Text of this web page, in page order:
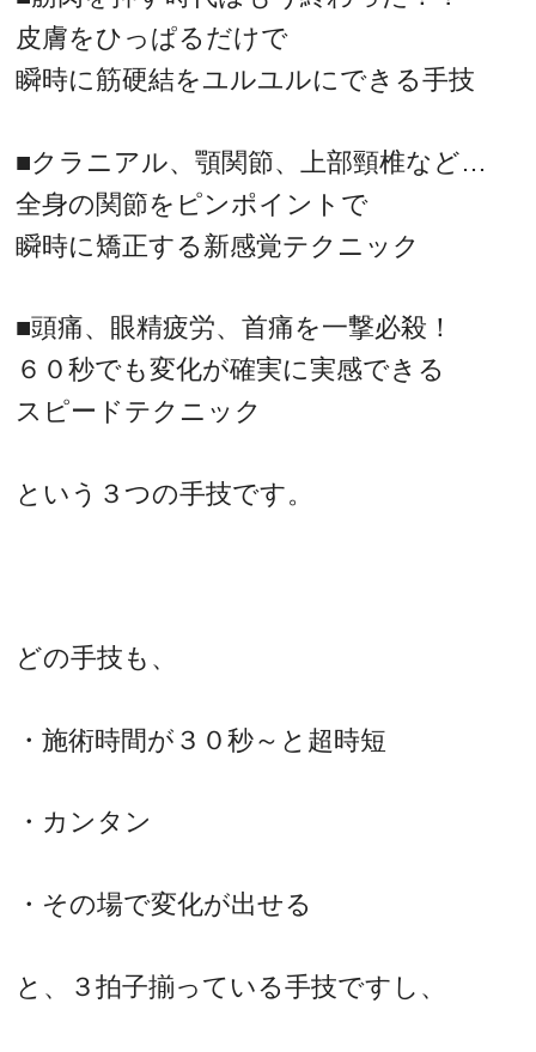
皮膚をひっぱるだけで
瞬時に筋硬結をユルユルにできる手技
■クラニアル、顎関節、上部頸椎など…
全身の関節をピンポイントで
瞬時に矯正する新感覚テクニック
■頭痛、眼精疲労、首痛を一撃必殺！
６０秒でも変化が確実に実感できる
スピードテクニック
という３つの手技です。
どの手技も、
・施術時間が３０秒～と超時短
・カンタン
・その場で変化が出せる
と、３拍子揃っている手技ですし、